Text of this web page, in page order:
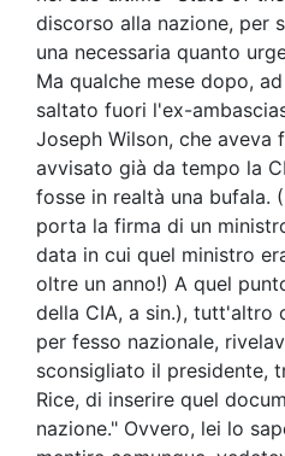
discorso alla nazione, per
una necessaria quanto
Ma qualche mese dopo,
saltato fuori l'ex-
Joseph Wilson, che aveva
avvisato già da tempo la
fosse in realtà una bufala.
porta la firma di un
data in cui quel ministro
oltre un anno!) A quel
della CIA, a sin.), tutt'altro
per fesso nazionale,
sconsigliato il presidente,
Rice, di inserire quel
nazione." Ovvero, lei lo